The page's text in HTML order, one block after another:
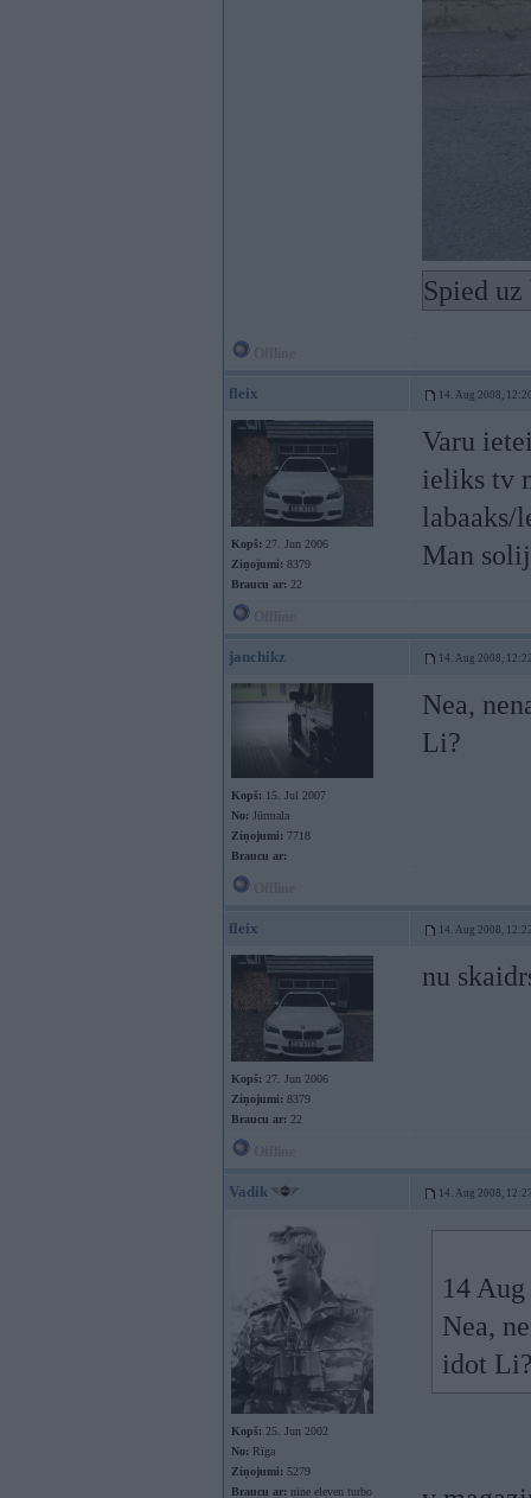
Spied
fleix 14. Aug 2008,
Kopš: 27. Jun 2006
Ziņojumi: 8379
Braucu ar: 22
Varu
ieliks tv
labaaks/
Man
janchikz 14. Aug 2008,
Kopš: 15. Jul 2007
No: Jūrmala
Ziņojumi: 7718
Braucu ar:
Nea,
Li?
fleix 14. Aug 2008,
Kopš: 27. Jun 2006
Ziņojumi: 8379
Braucu ar: 22
nu
Vadik 14. Aug 2008,
Kopš: 25. Jun 2002
No: Rīga
Ziņojumi: 5279
Braucu ar: nine eleven turbo
14
Nea,
idot